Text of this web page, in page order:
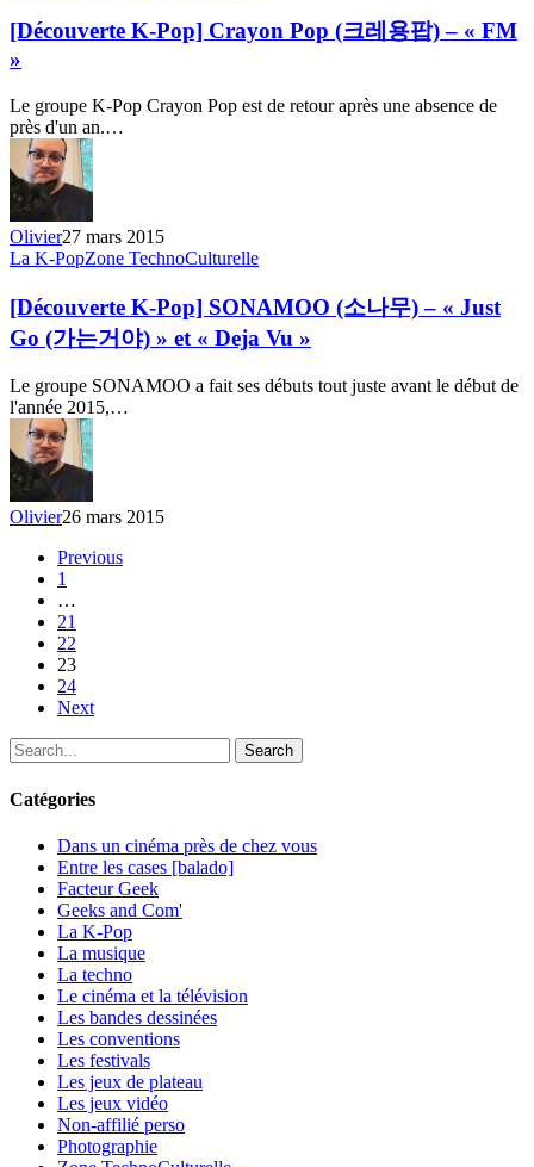
Pop]
Crayon
Pop
레
용
팝)
«
FM
»
[Découverte K-Pop] Crayon Pop (크레용팝) – « FM
»
Le groupe K-Pop Crayon Pop est de retour après une absence de
près d'un an.…
Olivier27 mars 2015
[Découverte
Pop]
SONAMOO
(소
무)
–
Just
Go
(가
는
Deja
La K-PopZone TechnoCulturelle
[Découverte K-Pop] SONAMOO (소나무) – « Just
Go (가는거야) » et « Deja Vu »
Le groupe SONAMOO a fait ses débuts tout juste avant le début de
l'année 2015,…
Olivier26 mars 2015
Previous
1
…
21
22
23
24
Next
Search
Catégories
Dans un cinéma près de chez vous
Entre les cases [balado]
Facteur Geek
Geeks and Com'
La K-Pop
La musique
La techno
Le cinéma et la télévision
Les bandes dessinées
Les conventions
Les festivals
Les jeux de plateau
Les jeux vidéo
Non-affilié perso
Photographie